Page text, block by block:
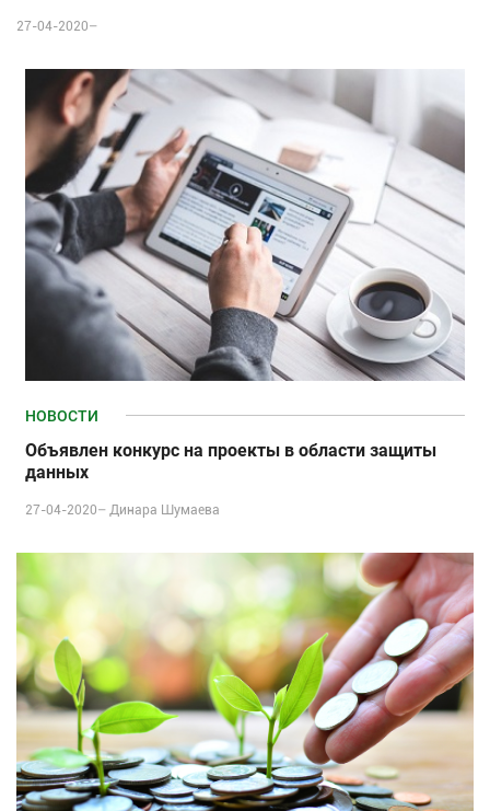
27-04-2020–
НОВОСТИ
Объявлен конкурс на проекты в области защиты
данных
27-04-2020– Динара Шумаева